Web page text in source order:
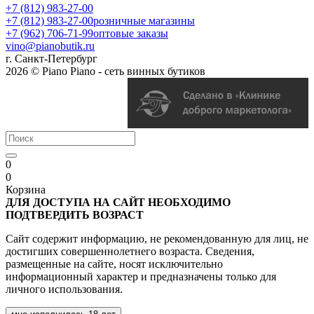
+7 (812) 983-27-00
+7 (812) 983-27-00розничные магазины
+7 (962) 706-71-99оптовые заказы
vino@pianobutik.ru
г. Санкт-Петербург
2026 © Piano Piano - сеть винных бутиков
0
0
Корзина
ДЛЯ ДОСТУПА НА САЙТ НЕОБХОДИМО
ПОДТВЕРДИТЬ ВОЗРАСТ
Сайт содержит информацию, не рекомендованную для лиц, не
достигших совершеннолетнего возраста. Сведения,
размещенные на сайте, носят исключительно
информационный характер и предназначены только для
личного использования.